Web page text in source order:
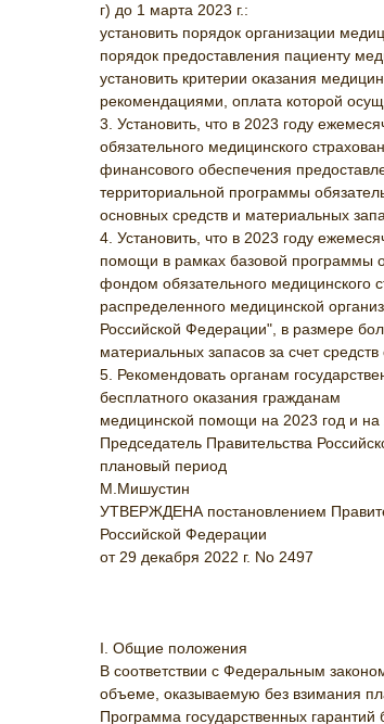
г) до 1 марта 2023 г.:
установить порядок организации
порядок предоставления пациенту
установить критерии оказания
рекомендациями, оплата которой
3. Установить, что в 2023 году
обязательного медицинского
финансового обеспечения
территориальной программы
основных средств и материальных
4. Установить, что в 2023 году
помощи в рамках базовой программы
фондом обязательного медицинского
распределенного медицинской
Российской Федерации", в размере
материальных запасов за счет
5. Рекомендовать органам
бесплатного оказания гражданам
медицинской помощи на 2023 год и на
Председатель Правительства
плановый период
М.Мишустин
УТВЕРЖДЕНА постановлением
Российской Федерации
от 29 декабря 2022 г. No 2497
I. Общие положения
В соответствии с Федеральным
объеме, оказываемую без взимания
Программа государственных